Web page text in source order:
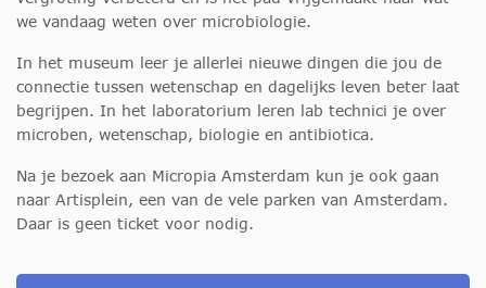
we vandaag weten over microbiologie.
In het museum leer je allerlei nieuwe dingen die jou de
connectie tussen wetenschap en dagelijks leven beter laat
begrijpen. In het laboratorium leren lab technici je over
microben, wetenschap, biologie en antibiotica.
Na je bezoek aan Micropia Amsterdam kun je ook gaan
naar Artisplein, een van de vele parken van Amsterdam.
Daar is geen ticket voor nodig.